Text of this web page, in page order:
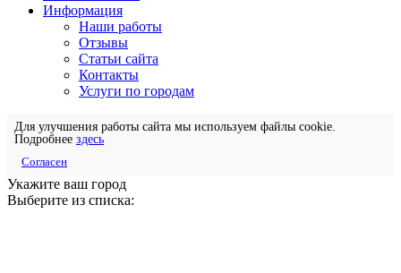
Информация
Наши работы
Отзывы
Статьи сайта
Контакты
Услуги по городам
Для улучшения работы сайта мы используем файлы cookie.
Подробнее здесь
Согласен
Укажите ваш город
Выберите из списка: